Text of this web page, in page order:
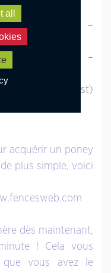
03 05 19 26 –
16 09 78 06 –
(Sud Ouest)
acquérir un poney
plus simple, voici
dès maintenant,
! Cela vous
que vous avez le